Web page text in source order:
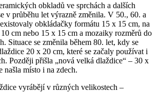
obkladů ve sprchách a dalších
v průběhu let výrazně změnila. V 50., 60. a
obkládačky formátu 15 x 15 cm, na
cm nebo 15 x 15 cm a mozaiky rozměrů do
Situace se změnila během 80. let, kdy se
20 x 20 cm, které se začaly používat i
Později přišla „nová velká dlaždice“ – 30 x
našla místo i na zdech.
vyrábějí v různých velikostech –